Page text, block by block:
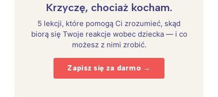
Krzyczę, chociaż kocham.
5 lekcji, które pomogą Ci zrozumieć, skąd
biorą się Twoje reakcje wobec dziecka — i co
możesz z nimi zrobić.
Zapisz się za darmo →